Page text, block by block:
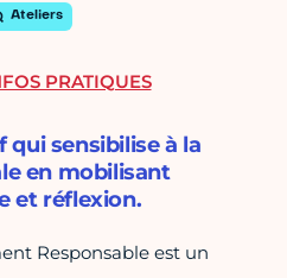
Ateliers
qui sensibilise à la
en mobilisant
et réflexion.
Responsable est un
PRATIQUES